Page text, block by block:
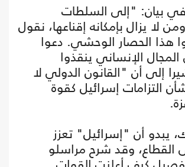
بيان: "إلى السلطات
ومن لا يزال بإمكانه إقناعها، نقول
هذا الحصار الوحشي. دعوا
الإنساني ينقذوا
إلى أن "القانون الدولي لا
التزامات إسرائيل كقوة
يبدو أن "إسرائيل" تعزز
القطاع، وقد شرح مراسلو